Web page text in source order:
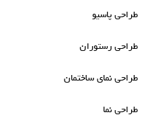
طراحی پاسیو
طراحی رستوران
طراحی نمای ساختمان
طراحی نما